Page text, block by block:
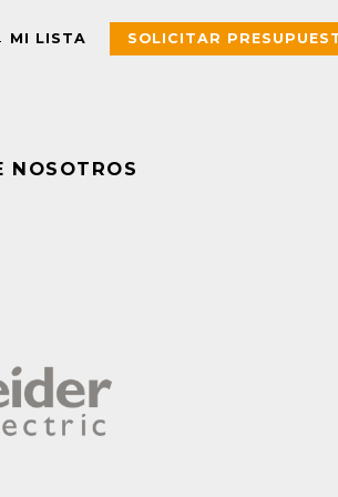
MI LISTA SOLICITAR
protección
PAC, PLC y otros
controladores
NOSOTROS